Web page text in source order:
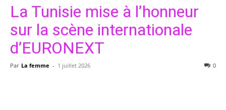
La Tunisie mise à l’honneur
sur la scène internationale
d’EURONEXT
Par La femme - 1 juillet 2026 0